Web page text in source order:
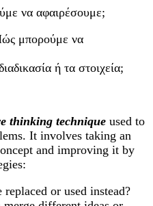
να αφαιρέσουμε;
μπορούμε να
ή τα στοιχεία;
thinking technique used to
It involves taking an
and improving it by
replaced or used instead?